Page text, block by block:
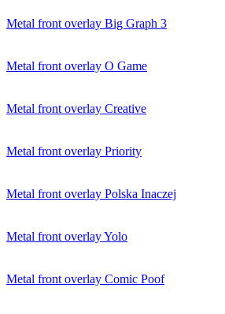
Metal front overlay Big Graph 3
Metal front overlay O Game
Metal front overlay Creative
Metal front overlay Priority
Metal front overlay Polska Inaczej
Metal front overlay Yolo
Metal front overlay Comic Poof